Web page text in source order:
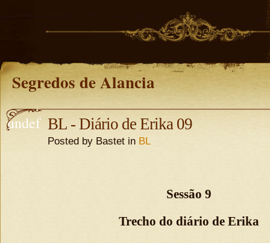
Segredos de Alancia
undef BL - Diário de Erika 09
Posted by Bastet in BL
Sessão 9
Trecho do diário de Erika